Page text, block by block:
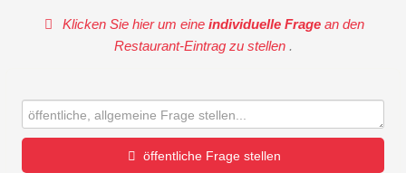
Klicken Sie hier um eineindividuelle Frage an den
Restaurant-Eintrag zu stellen .
öffentliche Frage stellen